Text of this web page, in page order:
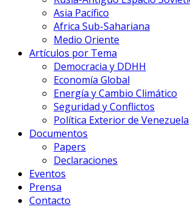
Asia Pacífico
Africa Sub-Sahariana
Medio Oriente
Artículos por Tema
Democracia y DDHH
Economía Global
Energía y Cambio Climático
Seguridad y Conflictos
Política Exterior de Venezuela
Documentos
Papers
Declaraciones
Eventos
Prensa
Contacto